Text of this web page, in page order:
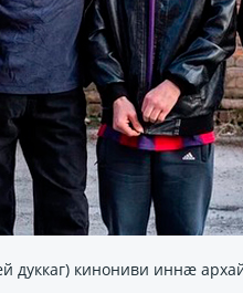
дуккаг) кинониви иннæ